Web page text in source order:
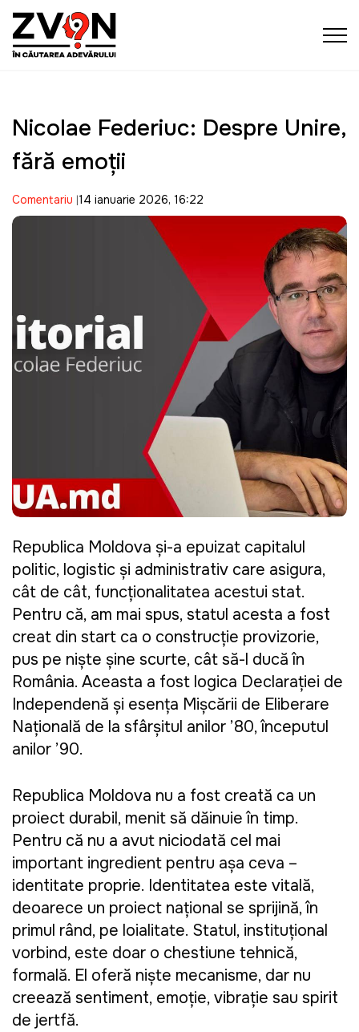
Nicolae Federiuc: Despre Unire,
fără emoții
Comentariu 14 ianuarie 2026, 16:22
Republica Moldova și-a epuizat capitalul
politic, logistic și administrativ care asigura,
cât de cât, funcționalitatea acestui stat.
Pentru că, am mai spus, statul acesta a fost
creat din start ca o construcție provizorie,
pus pe niște șine scurte, cât să-l ducă în
România. Aceasta a fost logica Declarației de
Independență și esența Mișcării de Eliberare
Națională de la sfârșitul anilor ’80, începutul
anilor ’90.
Republica Moldova nu a fost creată ca un
proiect durabil, menit să dăinuie în timp.
Pentru că nu a avut niciodată cel mai
important ingredient pentru așa ceva –
identitate proprie. Identitatea este vitală,
deoarece un proiect național se sprijină, în
primul rând, pe loialitate. Statul, instituțional
vorbind, este doar o chestiune tehnică,
formală. El oferă niște mecanisme, dar nu
creează sentiment, emoție, vibrație sau spirit
de jertfă.